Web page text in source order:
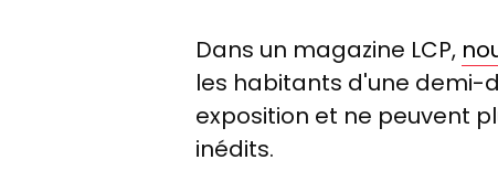
Dans un magazine LCP,
les habitants d'une demi-
exposition et ne peuvent
inédits.